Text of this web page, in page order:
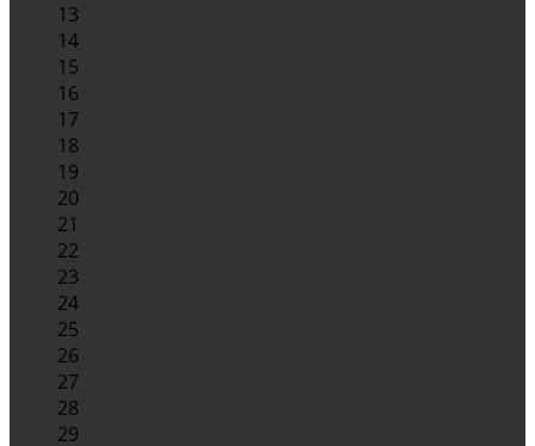
13
14
15
16
17
18
19
20
21
22
23
24
25
26
27
28
29